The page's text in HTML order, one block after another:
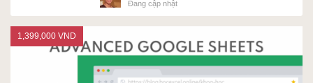
Đang cập nhật
1,399,000 VND